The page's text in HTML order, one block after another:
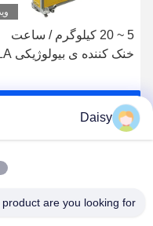
دستگاه ساخت پلاستیک های
زیست فرسایش پذیر برای
بهترین قیمت رو
Daisy
are you looking for?